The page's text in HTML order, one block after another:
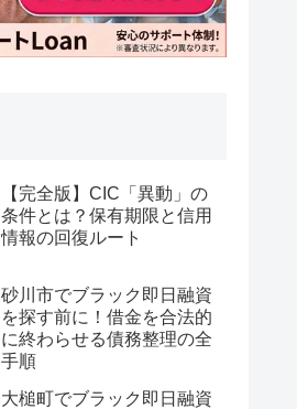
【完全版】CIC「異動」の
条件とは？保有期限と信用
情報の回復ルート
砂川市でブラック即日融資
を探す前に！借金を合法的
に終わらせる債務整理の全
手順
大槌町でブラック即日融資